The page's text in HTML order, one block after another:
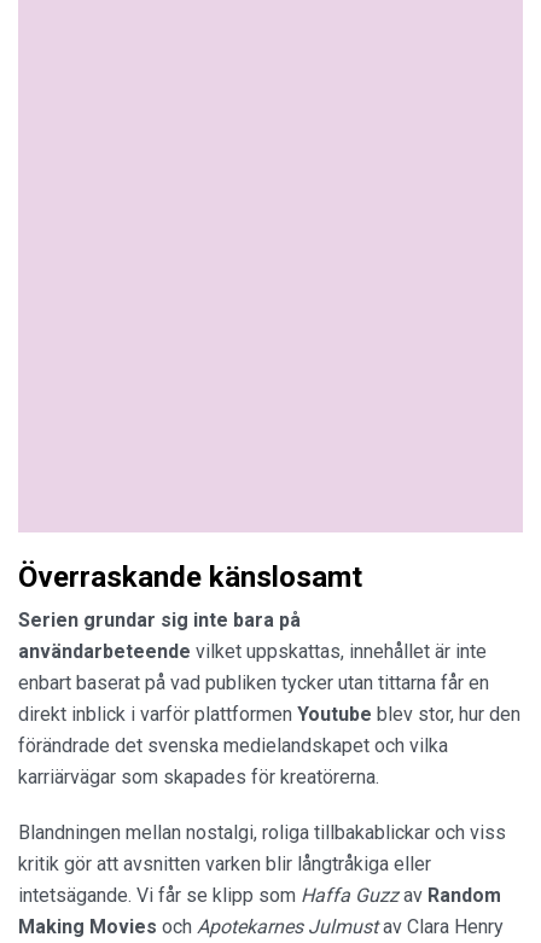
Överraskande känslosamt
Serien grundar sig inte bara på
användarbeteende vilket uppskattas, innehållet är inte
enbart baserat på vad publiken tycker utan tittarna får en
direkt inblick i varför plattformen Youtube blev stor, hur den
förändrade det svenska medielandskapet och vilka
karriärvägar som skapades för kreatörerna.
Blandningen mellan nostalgi, roliga tillbakablickar och viss
kritik gör att avsnitten varken blir långtråkiga eller
intetsägande. Vi får se klipp som Haffa Guzzav Random
Making Movies och Apotekarnes Julmustav Clara Henry